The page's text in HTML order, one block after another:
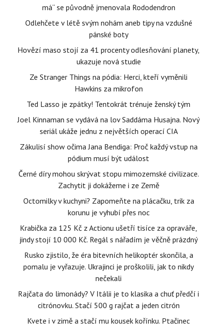
má“ se původně jmenovala Rododendron
Odlehčete v létě svým nohám aneb tipy na vzdušné
pánské boty
Hovězí maso stojí za 41 procenty odlesňování planety,
ukazuje nová studie
Ze Stranger Things na pódia: Herci, kteří vyměnili
Hawkins za mikrofon
Ted Lasso je zpátky! Tentokrát trénuje ženský tým
Joel Kinnaman se vydává na lov Saddáma Husajna. Nový
seriál ukáže jednu z největších operací CIA
Zákulisí show očima Jana Bendiga: Proč každý vstup na
pódium musí být událost
Černé díry mohou skrývat stopu mimozemské civilizace.
Zachytit ji dokážeme i ze Země
Octomilky v kuchyni? Zapomeňte na plácačku, trik za
korunu je vyhubí přes noc
Krabička za 125 Kč z Actionu ušetří tisíce za opraváře,
jindy stojí 10 000 Kč. Regál s nářadím je věčně prázdný
Rusko zjistilo, že éra bitevních helikoptér skončila, a
pomalu je vyřazuje. Ukrajinci je proškolili, jak to nikdy
nečekali
Rajčata do limonády? V Itálii je to klasika a chuť předčí i
citrónovku. Stačí 500 g rajčat a jeden citrón
Kvete i v zimě a stačí mu kousek kořínku. Ptačinec